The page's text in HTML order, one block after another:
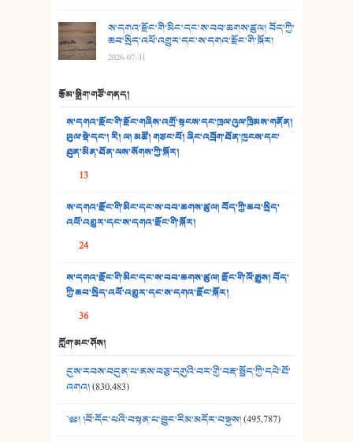
30. སི་ལིང་འབྲི་མོ། - ཕན་ཐོག
31. ཕ་ཡུལ་ཡར་ཀླུང་།
32. ཨ་མ།
33. འཛོམས་པའི་ལམ།
34. ཉི་མ་སེམས་ལ་ཞོག་དང་། - ཟླ་སྒྲོན།
36. ཟླ་གཞོན་སྙན་དབྱངས། - ཟླ་སྒྲོན།
38. ཡབ་ཡུམ། - ཟླ་སྒྲོན།
ས་དགའ་རྫོང་གི་མིང་དང་ས་བབ་ཆགས་ཚུལ། བོད་ཀྱི་
ཆབ་སྲིད་འཕོ་འགྱུར་དང་ས་དགའ་རྫོང་གི་སྐོར།
2026-07-31
རྩོམ་སྒྲིག་གཙོ་གནད།
ས་དགའ་རྫོང་གི་རྫོང་གཞིས་འགྲོ་སྟངས་དང་ཁྲལ་འུལ་ཁྲིམས་གནོན།
ཡུལ་སྡེ་དང་། རི། ལ། མཚོ། གཙང་པོ། ཞིང་འབྲོག་ཐོན་ཁུངས་དང་
ཐུན་མིན་ཐོན་ལས་སོགས་ཀྱི་སྐོར།
13
ས་དགའ་རྫོང་གི་མིང་དང་ས་བབ་ཆགས་ཚུལ། བོད་ཀྱི་ཆབ་སྲིད་
འཕོ་འགྱུར་དང་ས་དགའ་རྫོང་གི་སྐོར།
24
ས་དགའ་རྫོང་གི་མིང་དང་ས་བབ་ཆགས་ཚུལ། རྫོང་གི་ལོ་རྒྱུས། བོད་
ཀྱི་ཆབ་སྲིད་འཕོ་འགྱུར་དང་ས་དགའ་རྫོང་སྐོར།
36
ཀློག་མང་ཤོས།
དུས་རབས་བདུན་པ་ནས་བཅུ་དགུའི་བར་གྱི་བརྡ་སྤྲོད་ཀྱི་དཔེ་ཐོ་
འགའ།(830,483)
༄༅། །བོ་དོང་པའི་བསྟན་པ་བྱུང་རིམ་མདོར་བསྡུས།(495,787)